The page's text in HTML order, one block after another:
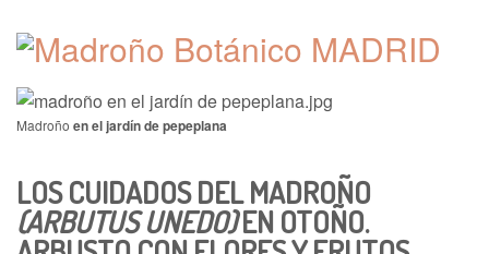
Madroño en el jardín de pepeplana
LOS CUIDADOS DEL MADROÑO
(ARBUTUS UNEDO)EN OTOÑO.